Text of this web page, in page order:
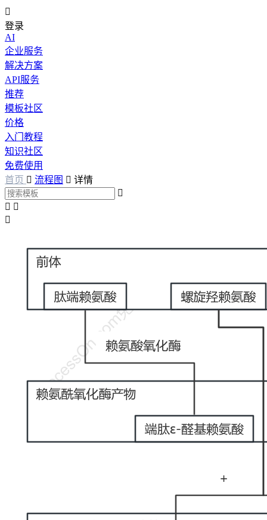

登录
AI
企业服务
解决方案
API服务
推荐
模板社区
价格
入门教程
知识社区
免费使用
首页  流程图  详情

 
